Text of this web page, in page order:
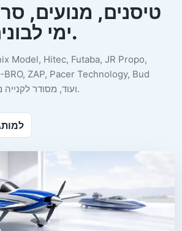
טיסנים, מנועים,
ימי לבונים ומטיסים.
ZAP, Pacer Technology, Bud
Nosen ועוד, מסודר לקנייה מהירה ובטוחה.